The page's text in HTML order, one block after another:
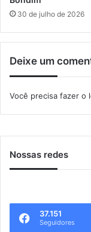
30 de julho de 2026
Deixe um
Você precisa fazer o
Nossas redes
37.151
Seguidores